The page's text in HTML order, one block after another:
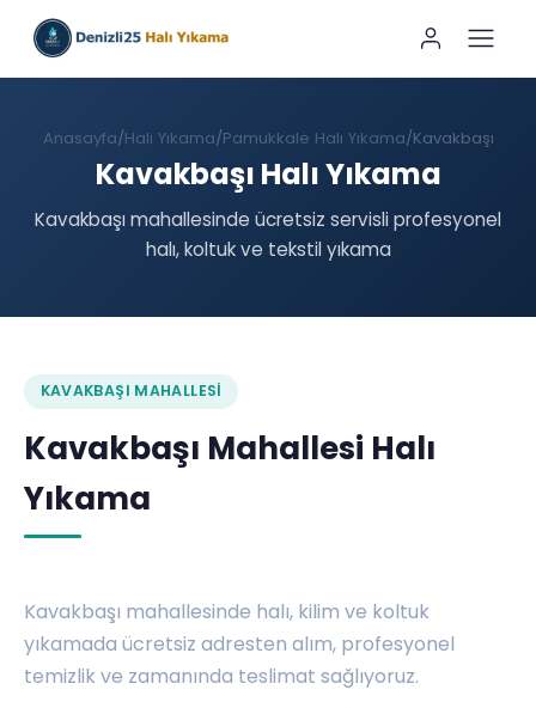
Anasayfa Halı Yıkama Pamukkale Halı Yıkama Kavakbaşı
Kavakbaşı Halı Yıkama
Kavakbaşı mahallesinde ücretsiz servisli profesyonel
halı, koltuk ve tekstil yıkama
KAVAKBAŞI MAHALLESI
Kavakbaşı Mahallesi Halı
Yıkama
Kavakbaşı mahallesinde halı, kilim ve koltuk
yıkamada ücretsiz adresten alım, profesyonel
temizlik ve zamanında teslimat sağlıyoruz.